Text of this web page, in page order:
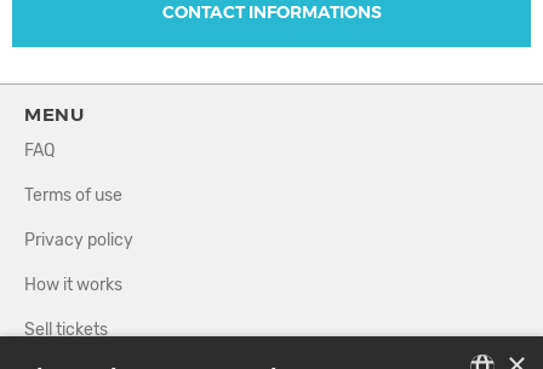
CONTACT INFORMATIONS
MENU
FAQ
Terms of use
Privacy policy
How it works
Sell tickets